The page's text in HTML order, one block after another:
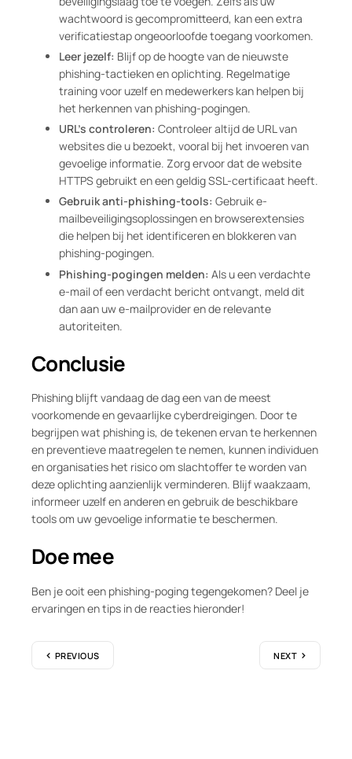
wachtwoord is gecompromitteerd, kan een extra
verificatiestap ongeoorloofde toegang voorkomen.
Leer jezelf: Blijf op de hoogte van de nieuwste
phishing-tactieken en oplichting. Regelmatige
training voor uzelf en medewerkers kan helpen bij
het herkennen van phishing-pogingen.
URL’s controleren: Controleer altijd de URL van
websites die u bezoekt, vooral bij het invoeren van
gevoelige informatie. Zorg ervoor dat de website
HTTPS gebruikt en een geldig SSL-certificaat heeft.
Gebruik anti-phishing-tools: Gebruik e-
mailbeveiligingsoplossingen en browserextensies
die helpen bij het identificeren en blokkeren van
phishing-pogingen.
Phishing-pogingen melden: Als u een verdachte
e-mail of een verdacht bericht ontvangt, meld dit
dan aan uw e-mailprovider en de relevante
autoriteiten.
Conclusie
Phishing blijft vandaag de dag een van de meest
voorkomende en gevaarlijke cyberdreigingen. Door te
begrijpen wat phishing is, de tekenen ervan te herkennen
en preventieve maatregelen te nemen, kunnen individuen
en organisaties het risico om slachtoffer te worden van
deze oplichting aanzienlijk verminderen. Blijf waakzaam,
informeer uzelf en anderen en gebruik de beschikbare
tools om uw gevoelige informatie te beschermen.
Doe mee
Ben je ooit een phishing-poging tegengekomen? Deel je
ervaringen en tips in de reacties hieronder!
PREVIOUS NEXT